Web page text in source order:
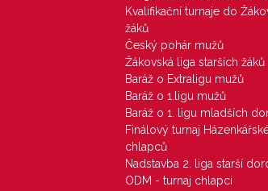
Kvalifikační turnaje do
žáků
Český pohár mužů
Žákovská liga starších žáků
Baráž o Extraligu mužů
Baráž o 1.ligu mužů
Baráž o 1. ligu mladších
Finálový turnaj
chlapců
Nadstavba 2. liga starší
ODM - turnaj chlapci